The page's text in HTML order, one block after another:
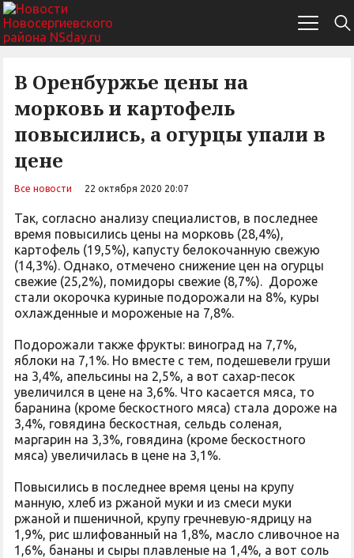
В Оренбуржье цены на
морковь и картофель
повысились, а огурцы упали в
цене
Все новости 22 октября 2020 20:07
Так, согласно анализу специалистов, в последнее
время повысились цены на морковь (28,4%),
картофель (19,5%), капусту белокочанную свежую
(14,3%). Однако, отмечено снижение цен на огурцы
свежие (25,2%), помидоры свежие (8,7%). Дороже
стали окорочка куриные подорожали на 8%, куры
охлажденные и мороженые на 7,8%.
Подорожали также фрукты: виноград на 7,7%,
яблоки на 7,1%. Но вместе с тем, подешевели груши
на 3,4%, апельсины на 2,5%, а вот сахар-песок
увеличился в цене на 3,6%. Что касается мяса, то
баранина (кроме бескостного мяса) стала дороже на
3,4%, говядина бескостная, сельдь соленая,
маргарин на 3,3%, говядина (кроме бескостного
мяса) увеличилась в цене на 3,1%.
Повысились в последнее время цены на крупу
манную, хлеб из ржаной муки и из смеси муки
ржаной и пшеничной, крупу гречневую-ядрицу на
1,9%, рис шлифованный на 1,8%, масло сливочное на
1,6%, бананы и сыры плавленые на 1,4%, а вот соль